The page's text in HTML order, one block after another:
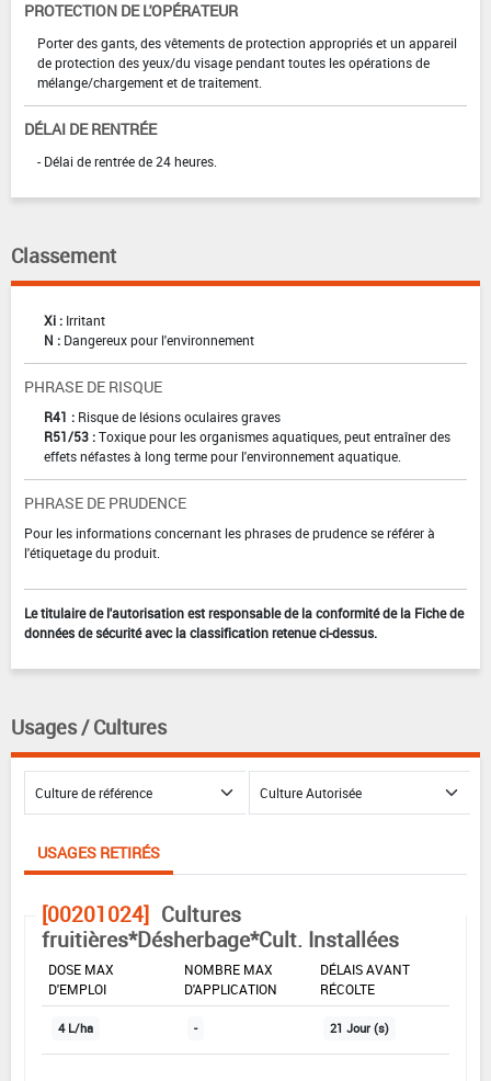
PROTECTION DE L'OPÉRATEUR
Porter des gants, des vêtements de protection appropriés et un appareil
de protection des yeux/du visage pendant toutes les opérations de
mélange/chargement et de traitement.
DÉLAI DE RENTRÉE
- Délai de rentrée de 24 heures.
Classement
Xi : Irritant
N : Dangereux pour l'environnement
PHRASE DE RISQUE
R41 : Risque de lésions oculaires graves
R51/53 :Toxique pour les organismes aquatiques, peut entraîner des
effets néfastes à long terme pour l'environnement aquatique.
PHRASE DE PRUDENCE
Pour les informations concernant les phrases de prudence se référer à
l'étiquetage du produit.
Le titulaire de l'autorisation est responsable de la conformité de la Fiche de
données de sécurité avec la classification retenue ci-dessus.
Usages / Cultures
USAGES RETIRÉS
[00201024] Cultures
fruitières*Désherbage*Cult. Installées
DOSE MAX
D'EMPLOI
NOMBRE MAX
D'APPLICATION
DÉLAIS AVANT
RÉCOLTE
4 L/ha - 21 Jour (s)